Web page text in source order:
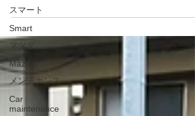
スマート
Smart
マツダ
Mazda
メンテナンス
Car
maintenance
ネットクリア塗装作業を実施いたしました🚗✨ こち
のお客様は長くご利用いただいているリピートのお
様で、今回もご依頼いただき誠にありがとうござい
す😊 ボンネットはお車の印象を大きく左右する部分
もあり、クリア塗装を行うことで艶感や質感がさら
美しく仕上がりました😏✨ 細かな状態も確認しなが
ら、丁寧に施工を進めさせていただきました🔧 施工
はボディ全体の存在感もさらに増し、とても綺麗な
上がりとなっております👍✨ 無事に作業も完了し、
納車させていただきました😊🚗✨ 【📸写真】 ・施工